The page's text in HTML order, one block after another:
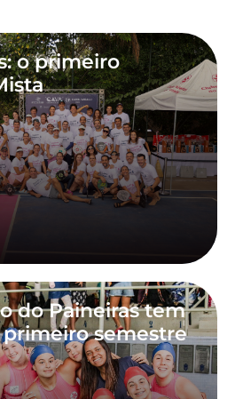
o primeiro
do Paineiras tem
semestre